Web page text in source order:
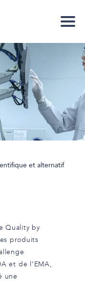
et alternatif
Quality by
produits
et de l’EMA,
une